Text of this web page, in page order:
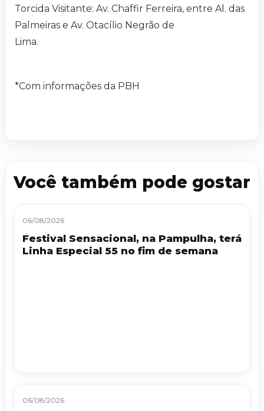
Torcida Visitante: Av. Chaffir Ferreira, entre Al. das
Palmeiras e Av. Otacílio Negrão de
Lima.
*Com informações da PBH
Você também pode gostar
06/08/2026
Festival Sensacional, na Pampulha, terá
Linha Especial 55 no fim de semana
06/08/2026